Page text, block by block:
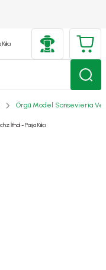
Örgü Model Sansevieria